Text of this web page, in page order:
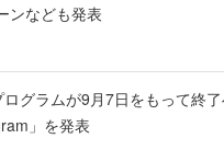
ンなども発表
グラムが9月7日をもって終
」を発表